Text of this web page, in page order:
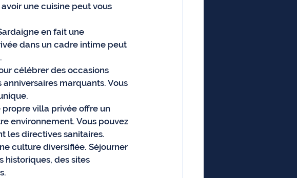
une cuisine peut vous
en fait une
dans un cadre intime peut
célébrer des occasions
marquants. Vous
villa privée offre un
environnement. Vous pouvez
les directives sanitaires.
culture diversifiée. Séjourner
historiques, des sites